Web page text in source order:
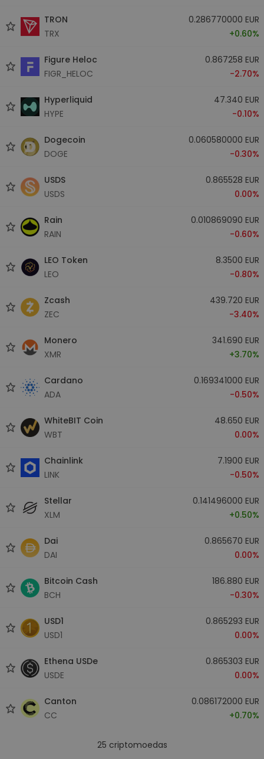
TRON
TRX
0.286770000 EUR
+0.60%
Figure Heloc
FIGR_HELOC
0.867258 EUR
-2.70%
Hyperliquid
HYPE
47.340 EUR
-0.10%
Dogecoin
DOGE
0.060580000 EUR
-0.30%
USDS
USDS
0.865528 EUR
0.00%
Rain
RAIN
0.010869090 EUR
-0.60%
LEO Token
LEO
8.3500 EUR
-0.80%
Zcash
ZEC
439.720 EUR
-3.40%
Monero
XMR
341.690 EUR
+3.70%
Cardano
ADA
0.169341000 EUR
-0.50%
WhiteBIT Coin
WBT
48.650 EUR
0.00%
Chainlink
LINK
7.1900 EUR
-0.50%
Stellar
XLM
0.141496000 EUR
+0.50%
Dai
DAI
0.865670 EUR
0.00%
Bitcoin Cash
BCH
186.880 EUR
-0.30%
USD1
USD1
0.865293 EUR
0.00%
Ethena USDe
USDE
0.865303 EUR
0.00%
Canton
CC
0.086172000 EUR
+0.70%
25 criptomoedas